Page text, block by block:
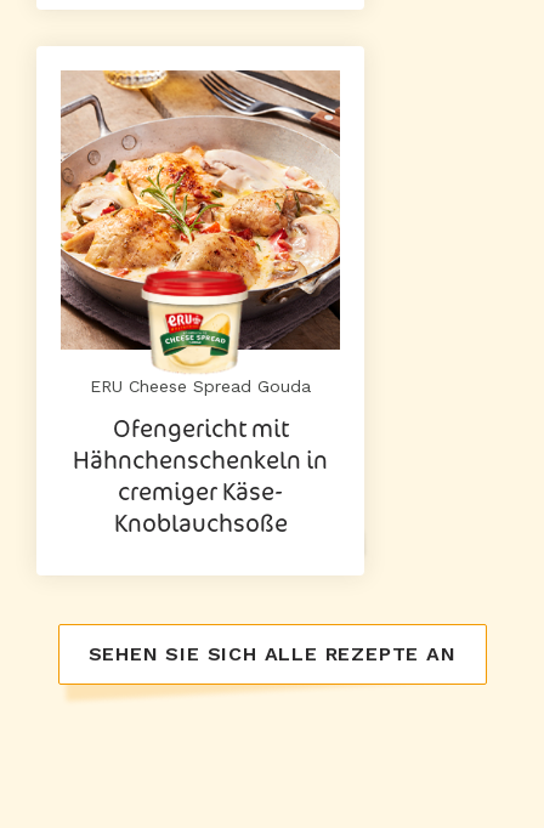
ERU Cheese Spread Gouda
Ofengericht mit
Hähnchenschenkeln in
cremiger Käse-
Knoblauchsoße
SEHEN SIE SICH ALLE REZEPTE AN